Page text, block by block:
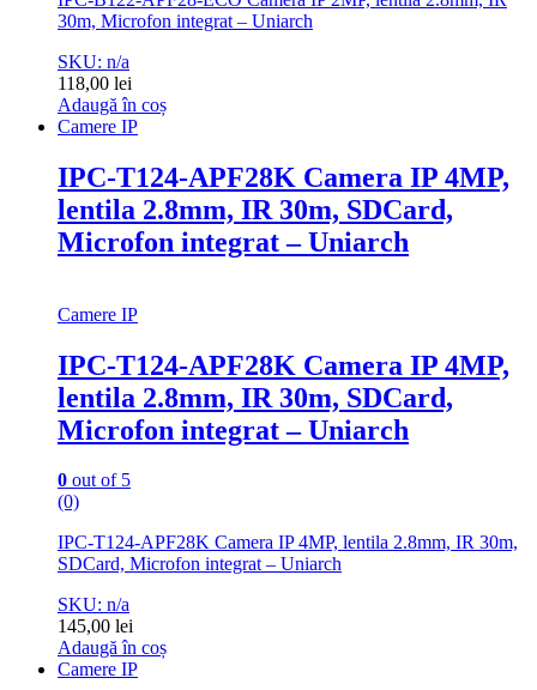
30m, Microfon integrat – Uniarch
SKU: n/a
118,00 lei
Adaugă în coș
Camere IP
IPC-T124-APF28K Camera IP 4MP,
lentila 2.8mm, IR 30m, SDCard,
Microfon integrat – Uniarch
Camere IP
IPC-T124-APF28K Camera IP 4MP,
lentila 2.8mm, IR 30m, SDCard,
Microfon integrat – Uniarch
0 out of 5
(0)
IPC-T124-APF28K Camera IP 4MP, lentila 2.8mm, IR 30m,
SDCard, Microfon integrat – Uniarch
SKU: n/a
145,00 lei
Adaugă în coș
Camere IP